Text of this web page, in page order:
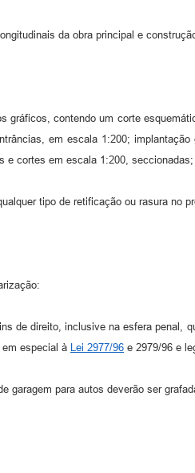
da obra principal e
gráficos, contendo um corte
em escala 1:200;
e cortes em escala 1:200, seccionadas;
tipo de retificação ou rasura no
de direito, inclusive na esfera penal,
especial à Lei 2977/96 e 2979/96 e
garagem para autos deverão ser